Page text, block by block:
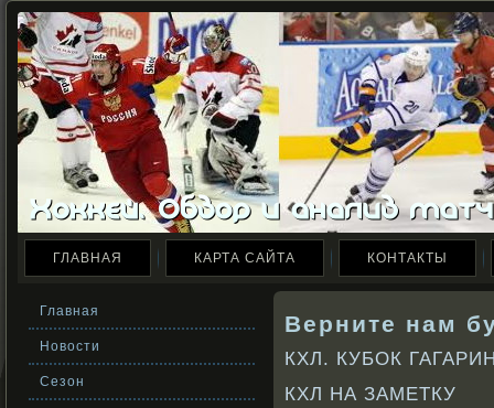
ГЛАВНАЯ КАРТА САЙТА КОНТАКТЫ
Главная
Новости
Сезон
Верните нам
КХЛ. КУБОК
КХЛ НА ЗАМЕТКУ